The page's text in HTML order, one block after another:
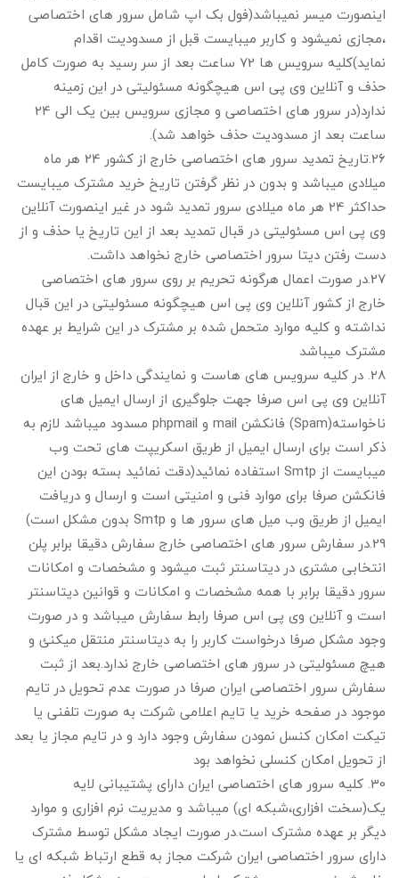
اینصورت میسر نمیباشد(فول بک اپ شامل سرور های اختصاصی
،مجازی نمیشود و کاربر میبایست قبل از مسدودیت اقدام
نماید)کلیه سرویس ها 72 ساعت بعد از سر رسید به صورت کامل
حذف و آنلاین وی پی اس هیچگونه مسئولیتی در این زمینه
ندارد(در سرور های اختصاصی و مجازی سرویس بین یک الی 24
ساعت بعد از مسدودیت حذف خواهد شد).
26.تاریخ تمدید سرور های اختصاصی خارج از کشور 24 هر ماه
میلادی میباشد و بدون در نظر گرفتن تاریخ خرید مشترک میبایست
حداکثر 24 هر ماه میلادی سرور تمدید شود در غیر اینصورت آنلاین
وی پی اس مسئولیتی در قبال تمدید بعد از این تاریخ یا حذف و از
دست رفتن دیتا سرور اختصاصی خارج نخواهد داشت.
27.در صورت اعمال هرگونه تحریم بر روی سرور های اختصاصی
خارج از کشور آنلاین وی پی اس هیچگونه مسئولیتی در این قبال
نداشته و کلیه موارد متحمل شده بر مشترک در این شرایط بر عهده
مشترک میباشد
28. در کلیه سرویس های هاست و نمایندگی داخل و خارج از ایران
آنلاین وی پی اس صرفا جهت جلوگیری از ارسال ایمیل های
ناخواسته(Spam) فانکشن mail و phpmail مسدود میباشد لازم به
ذکر است برای ارسال ایمیل از طریق اسکریپت های تحت وب
میبایست از Smtp استفاده نمائید(دقت نمائید بسته بودن این
فانکشن صرفا برای موارد فنی و امنیتی است و ارسال و دریافت
ایمیل از طریق وب میل های سرور ها و Smtp بدون مشکل است)
29.در سفارش سرور های اختصاصی خارج سفارش دقیقا برابر پلن
انتخابی مشتری در دیتاسنتر ثبت میشود و مشخصات و امکانات
سرور دقیقا برابر با همه مشخصات و امکانات و قوانین دیتاسنتر
است و آنلاین وی پی اس صرفا رابط سفارش میباشد و در صورت
وجود مشکل صرفا درخواست کاربر را به دیتاسنتر منتقل میکنئ و
هیچ مسئولیتی در سرور های اختصاصی خارج ندارد.بعد از ثبت
سفارش سرور اختصاصی ایران صرفا در صورت عدم تحویل در تایم
موجود در صفحه خرید یا تایم اعلامی شرکت به صورت تلفنی یا
تیکت امکان کنسل نمودن سفارش وجود دارد و در تایم مجاز یا بعد
از تحویل امکان کنسلی نخواهد بود
30. کلیه سرور های اختصاصی ایران دارای پشتیبانی لایه
یک(سخت افزاری،شبکه ای) میباشد و مدیریت نرم افزاری و موارد
دیگر بر عهده مشترک است.در صورت ایجاد مشکل توسط مشترک
دارای سرور اختصاصی ایران شرکت مجاز به قطع ارتباط شبکه ای یا